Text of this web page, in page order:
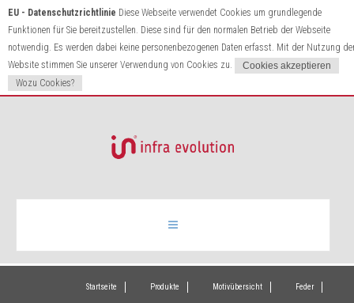
EU - Datenschutzrichtlinie Diese Webseite verwendet Cookies um grundlegende
Funktionen für Sie bereitzustellen. Diese sind für den normalen Betrieb der Webseite
notwendig. Es werden dabei keine personenbezogenen Daten erfasst. Mit der Nutzung
Website stimmen Sie unserer Verwendung von Cookies zu.
Wozu Cookies?
Infrarotheizung
Startseite Produkte Motivübersicht Feder